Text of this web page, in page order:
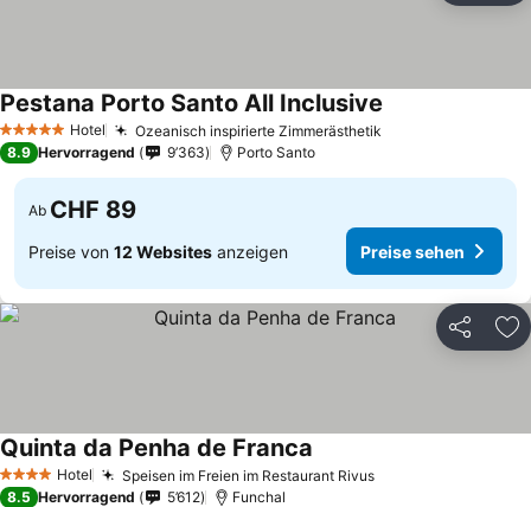
5 Sterne Hotel Ozeanisch inspirierte Zimmerästhetik
Pestana Porto Santo All Inclusive
8.9 Hervorragend 9’363 Porto Santo
Ab CHF 89
Preise von 12 Websites anzeigen Preise sehen
Teilen
4 Sterne Hotel Speisen im Freien im Restaurant RivusPreise sehen
Quinta da Penha de Franca
8.5 Hervorragend 5’612 Funchal